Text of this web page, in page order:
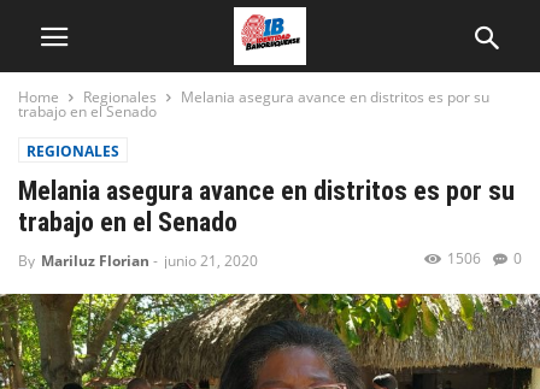
Home Regionales Melania asegura avance en distritos es por su
trabajo en el Senado
REGIONALES
Melania asegura avance en distritos es por su
trabajo en el Senado
By Mariluz Florian - junio 21, 2020 0
1506